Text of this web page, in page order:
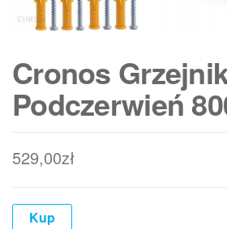
Cronos
Podczerwień
529,00zł
Kup